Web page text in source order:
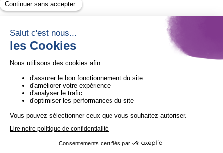
1ère Organisation de l’ESS certifiée Quali’OP